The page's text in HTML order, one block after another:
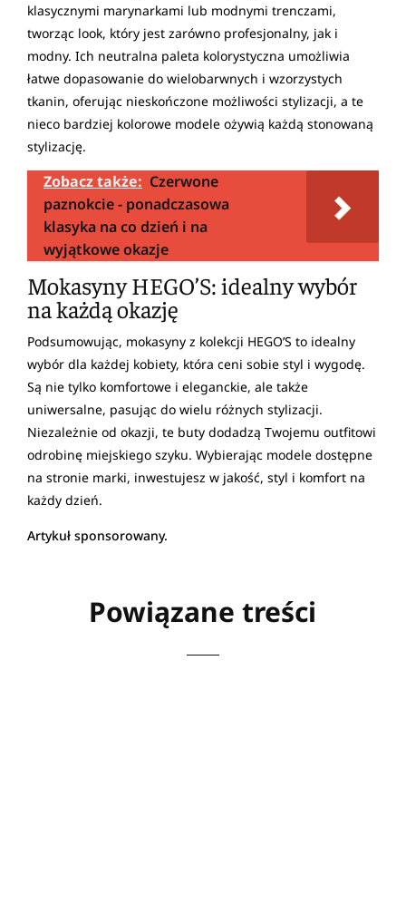
klasycznymi marynarkami lub modnymi trenczami,
tworząc look, który jest zarówno profesjonalny, jak i
modny. Ich neutralna paleta kolorystyczna umożliwia
łatwe dopasowanie do wielobarwnych i wzorzystych
tkanin, oferując nieskończone możliwości stylizacji, a te
nieco bardziej kolorowe modele ożywią każdą stonowaną
stylizację.
Zobacz także: Czerwone
paznokcie - ponadczasowa
klasyka na co dzień i na
wyjątkowe okazje
Mokasyny HEGO’S: idealny wybór
na każdą okazję
Podsumowując, mokasyny z kolekcji HEGO’S to idealny
wybór dla każdej kobiety, która ceni sobie styl i wygodę.
Są nie tylko komfortowe i eleganckie, ale także
uniwersalne, pasując do wielu różnych stylizacji.
Niezależnie od okazji, te buty dodadzą Twojemu outfitowi
odrobinę miejskiego szyku. Wybierając modele dostępne
na stronie marki, inwestujesz w jakość, styl i komfort na
każdy dzień.
Artykuł sponsorowany.
Powiązane treści